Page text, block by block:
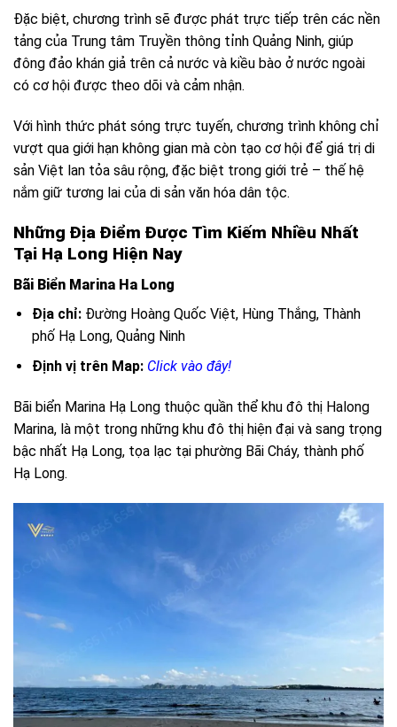
Đặc biệt, chương trình sẽ được phát trực tiếp trên các nền
tảng của Trung tâm Truyền thông tỉnh Quảng Ninh, giúp
đông đảo khán giả trên cả nước và kiều bào ở nước ngoài
có cơ hội được theo dõi và cảm nhận.
Với hình thức phát sóng trực tuyến, chương trình không chỉ
vượt qua giới hạn không gian mà còn tạo cơ hội để giá trị di
sản Việt lan tỏa sâu rộng, đặc biệt trong giới trẻ – thế hệ
nắm giữ tương lai của di sản văn hóa dân tộc.
Những Địa Điểm Được Tìm Kiếm Nhiều Nhất
Tại Hạ Long Hiện Nay
Bãi Biển Marina Ha Long
Địa chỉ:Đường Hoàng Quốc Việt, Hùng Thắng, Thành
phố Hạ Long, Quảng Ninh
Định vị trên Map: Click vào đây!
Bãi biển Marina Hạ Long thuộc quần thể khu đô thị Halong
Marina, là một trong những khu đô thị hiện đại và sang trọng
bậc nhất Hạ Long, tọa lạc tại phường Bãi Cháy, thành phố
Hạ Long.